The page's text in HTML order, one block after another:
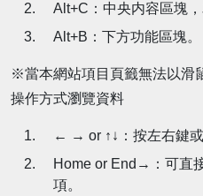
Alt+C：中央内容區塊
Alt+B：下方功能區塊。
※當本網站項目頁籤無法以滑
操作方式瀏覽資料
← → or ↑↓：按左右鍵或
Home or End→：可直
項。